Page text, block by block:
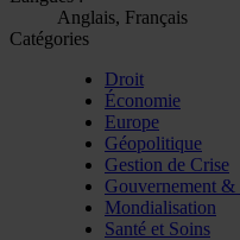
Anglais, Français
Catégories
Droit
Économie
Europe
Géopolitique
Gestion de Crise
Gouvernement
Mondialisation
Santé et Soins